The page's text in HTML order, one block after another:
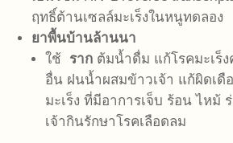
ฤทธิ์ต้านเซลล์มะเร็งในหนูทดลอง
ยาพื้นบ้านล้านนา
ใช้ ราก ต้มน้ำดื่ม แก้โรคมะเร็
อื่น ฝนน้ำผสมข้าวเจ้า แก้ผิดเดื
มะเร็ง ที่มีอาการเจ็บ ร้อน ไหม้
เจ้ากินรักษาโรคเลือดลม